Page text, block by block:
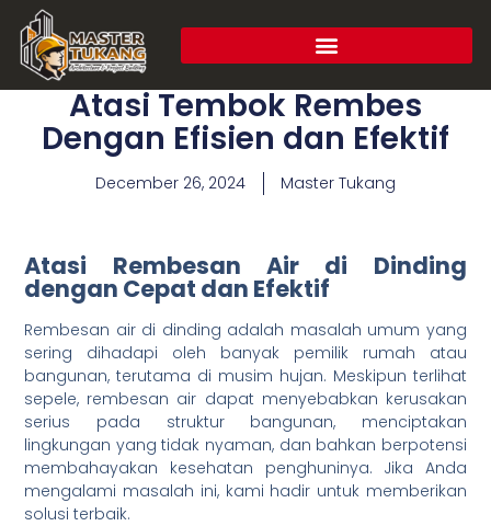
Atasi Tembok Rembes
Dengan Efisien dan Efektif
December 26, 2024 Master Tukang
Atasi Rembesan Air di Dinding
dengan Cepat dan Efektif
Rembesan air di dinding adalah masalah umum yang
sering dihadapi oleh banyak pemilik rumah atau
bangunan, terutama di musim hujan. Meskipun terlihat
sepele, rembesan air dapat menyebabkan kerusakan
serius pada struktur bangunan, menciptakan
lingkungan yang tidak nyaman, dan bahkan berpotensi
membahayakan kesehatan penghuninya. Jika Anda
mengalami masalah ini, kami hadir untuk memberikan
solusi terbaik.